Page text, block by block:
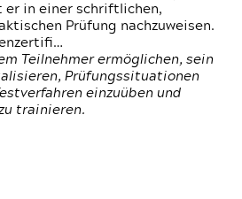
er in einer schriftlichen,
Prüfung nachzuweisen.
Teilnehmer ermöglichen, sein
Prüfungssituationen
einzuüben und
trainieren.